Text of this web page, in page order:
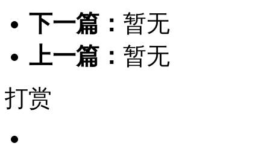
下一篇： 暂无
上一篇： 暂无
打赏